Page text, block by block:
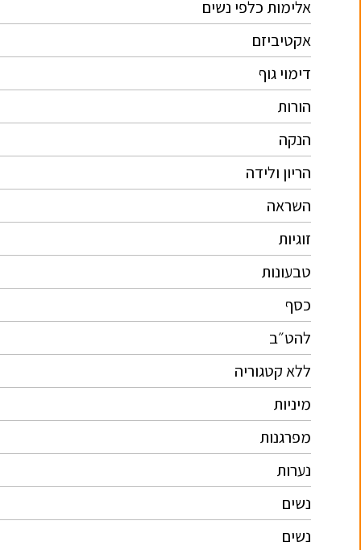
אלימות כלפי נשים
אקטיביזם
דימוי גוף
הורות
הנקה
הריון ולידה
השראה
זוגיות
טבעונות
כסף
להט״ב
ללא קטגוריה
מיניות
מפרגנות
נערות
נשים
נשים